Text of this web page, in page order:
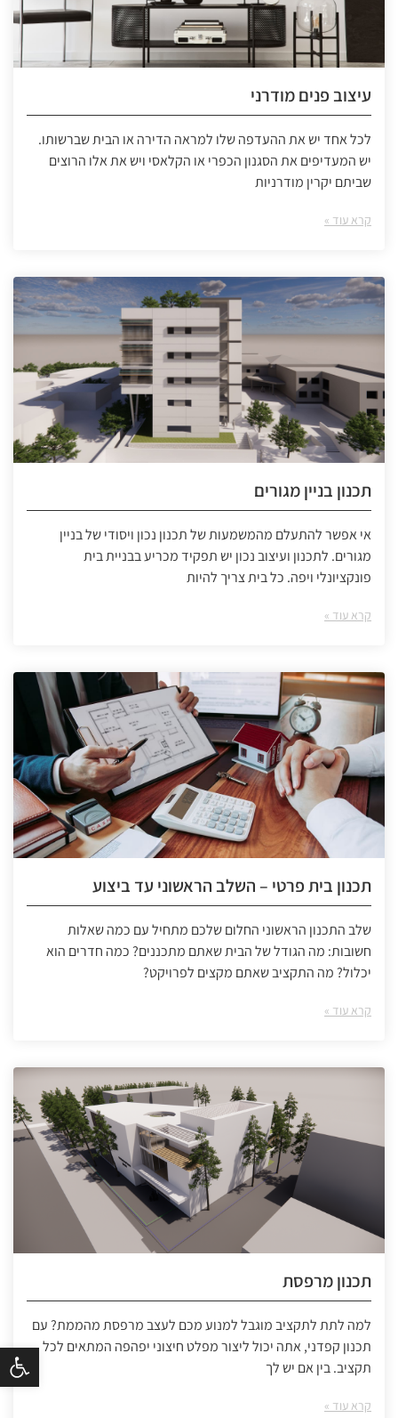
פתח
עיצוב פנים מודרני
לכל אחד יש את ההעדפה שלו למראה הדירה או הבית שברשותו.
יש המעדיפים את הסגנון הכפרי או הקלאסי ויש את אלו הרוצים
שביתם יקרין מודרניות
קרא עוד »
תכנון בניין מגורים
אי אפשר להתעלם מהמשמעות של תכנון נכון ויסודי של בניין
מגורים. לתכנון ועיצוב נכון יש תפקיד מכריע בבניית בית
פונקציונלי ויפה. כל בית צריך להיות
קרא עוד »
תכנון בית פרטי – השלב הראשוני עד ביצוע
שלב התכנון הראשוני החלום שלכם מתחיל עם כמה שאלות
חשובות: מה הגודל של הבית שאתם מתכננים? כמה חדרים הוא
יכלול? מה התקציב שאתם מקצים לפרויקט?
קרא עוד »
תכנון מרפסת
למה לתת לתקציב מוגבל למנוע מכם לעצב מרפסת מהממת? עם
תכנון קפדני, אתה יכול ליצור מפלט חיצוני יפהפה המתאים לכל
תקציב. בין אם יש לך
קרא עוד »